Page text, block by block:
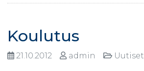
Koulutus
21.10.2012 admin Uutiset